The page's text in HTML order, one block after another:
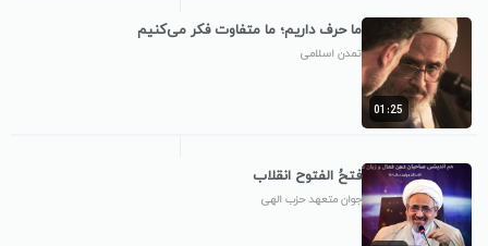
01:25
ما حرف داریم؛ ما متفاوت فکر می‌کنیم
تمدن اسلامی
فتحُ الفتوح انقلاب
جوان متعهد حزب الهی